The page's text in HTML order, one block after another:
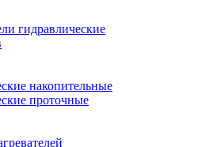
гидравлические
накопительные
проточные